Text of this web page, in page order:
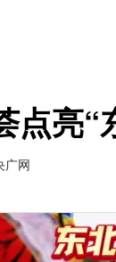
点亮“
广网